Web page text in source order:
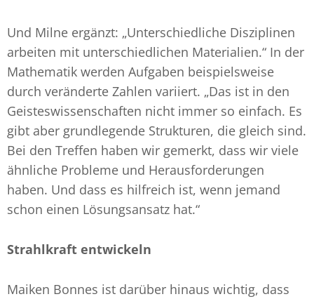
Und Milne ergänzt: „Unterschiedliche Disziplinen
arbeiten mit unterschiedlichen Materialien.“ In der
Mathematik werden Aufgaben beispielsweise
durch veränderte Zahlen variiert. „Das ist in den
Geisteswissenschaften nicht immer so einfach. Es
gibt aber grundlegende Strukturen, die gleich sind.
Bei den Treffen haben wir gemerkt, dass wir viele
ähnliche Probleme und Herausforderungen
haben. Und dass es hilfreich ist, wenn jemand
schon einen Lösungsansatz hat.“
Strahlkraft entwickeln
Maiken Bonnes ist darüber hinaus wichtig, dass